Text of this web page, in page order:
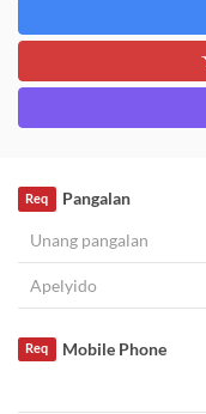
Pangalan
Req
Mobile Phone
Req